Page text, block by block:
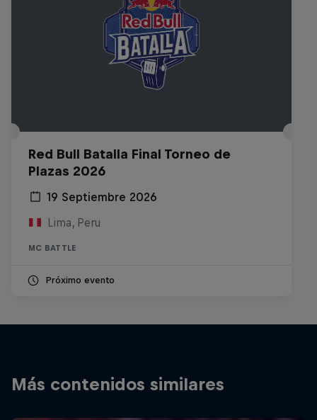
Red Bull Batalla Final Torneo de
Plazas 2026
19 Septiembre 2026
Lima, Peru
MC BATTLE
Próximo evento
Más contenidos similares